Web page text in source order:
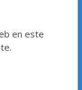
en este